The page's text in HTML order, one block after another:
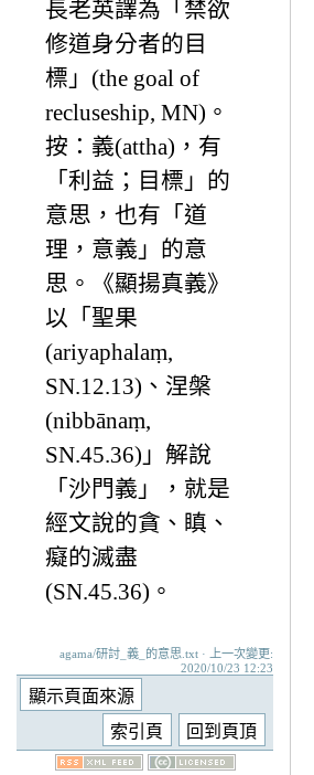
長老英譯為「禁欲
修道身分者的目
標」(the goal of
recluseship, MN)。
按：義(attha)，有
「利益；目標」的
意思，也有「道
理，意義」的意
思。《顯揚真義》
以「聖果
(ariyaphalaṃ,
SN.12.13)、涅槃
(nibbānaṃ,
SN.45.36)」解說
「沙門義」，就是
經文說的貪、瞋、
癡的滅盡
(SN.45.36)。
agama/研討_義_的意思.txt · 上一次變更:
2020/10/23 12:23